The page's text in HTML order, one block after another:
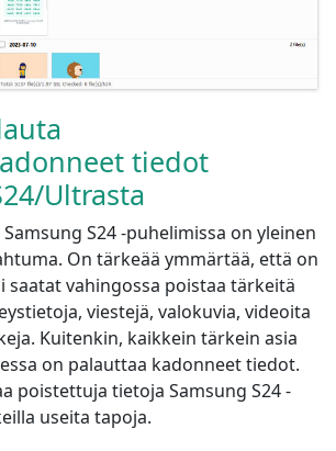
tiedot
Ultrasta
S24 -puhelimissa on yleinen
On tärkeää ymmärtää, että on
saatat vahingossa poistaa tärkeitä
viestejä, valokuvia, videoita
Kuitenkin, kaikkein tärkein asia
on palauttaa kadonneet tiedot.
poistettuja tietoja Samsung S24 -
useita tapoja.